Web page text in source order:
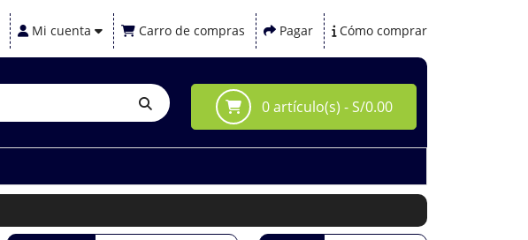
Mi cuenta Carro de compras Pagar Cómo comprar
0 artículo(s) - S/0.00